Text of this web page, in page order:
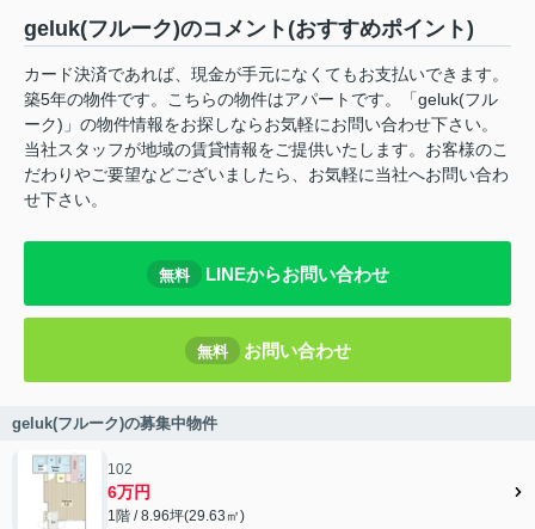
geluk(フルーク)のコメント(おすすめポイント)
カード決済であれば、現金が手元になくてもお支払いできます。
築5年の物件です。こちらの物件はアパートです。「geluk(フル
ーク)」の物件情報をお探しならお気軽にお問い合わせ下さい。
当社スタッフが地域の賃貸情報をご提供いたします。お客様のこ
だわりやご要望などございましたら、お気軽に当社へお問い合わ
せ下さい。
無料 LINEからお問い合わせ
無料 お問い合わせ
geluk(フルーク)の募集中物件
102
6万円
1階 / 8.96坪(29.63㎡)